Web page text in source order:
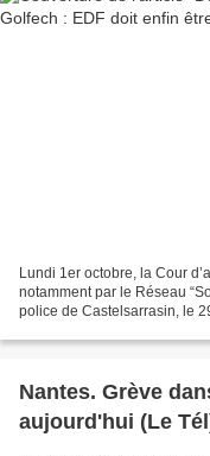
Lundi 1er octobre, la Cour
notamment par le Réseau
police de Castelsarrasin, le
Nantes. Grève
aujourd'hui (Le